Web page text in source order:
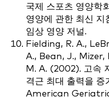
국제 스포츠 영양학
영양에 관한 최신 지
임상 영양 저널.
Fielding, R. A.,
A., Bean, J.,
M. A. (2002). 고속
격근 최대 출력을
American